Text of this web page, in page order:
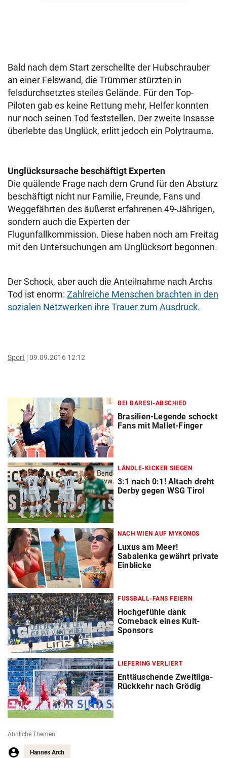
Bald nach dem Start zerschellte der Hubschrauber
an einer Felswand, die Trümmer stürzten in
felsdurchsetztes steiles Gelände. Für den Top-
Piloten gab es keine Rettung mehr, Helfer konnten
nur noch seinen Tod feststellen. Der zweite Insasse
überlebte das Unglück, erlitt jedoch ein Polytrauma.
Unglücksursache beschäftigt Experten
Die quälende Frage nach dem Grund für den Absturz
beschäftigt nicht nur Familie, Freunde, Fans und
Weggefährten des äußerst erfahrenen 49-Jährigen,
sondern auch die Experten der
Flugunfallkommission. Diese haben noch am Freitag
mit den Untersuchungen am Unglücksort begonnen.
Der Schock, aber auch die Anteilnahme nach Archs
Tod ist enorm: Zahlreiche Menschen brachten in den
sozialen Netzwerken ihre Trauer zum Ausdruck.
Sport 09.09.2016 12:12
BEI BARESI-ABSCHIED
Brasilien-Legende schockt
Fans mit Mallet-Finger
LÄNDLE-KICKER SIEGEN
3:1 nach 0:1! Altach dreht
Derby gegen WSG Tirol
NACH WIEN AUF MYKONOS
Luxus am Meer!
Sabalenka gewährt private
Einblicke
FUSSBALL-FANS FEIERN
Hochgefühle dank
Comeback eines Kult-
Sponsors
LIEFERING VERLIERT
Enttäuschende Zweitliga-
Rückkehr nach Grödig
Ähnliche Themen
Hannes Arch